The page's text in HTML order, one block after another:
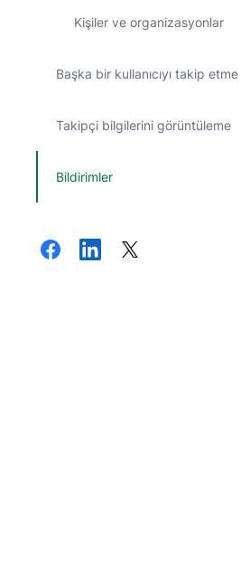
Kişiler ve organizasyonlar
Başka bir kullanıcıyı takip etme
Takipçi bilgilerini görüntüleme
Bildirimler